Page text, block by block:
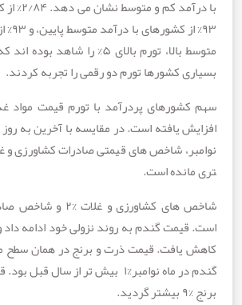
با درآمد کم و متوسط ​​نشان می دهد. ۲/
۹۳% از کشورهای با درآمد متوسط ​​پایین،
متوسط ​​بالا، تورم بالای ۵% را شاهد بوده اند که در
کشورها تورم دو رقمی را تجربه کردند.
است.
شاخص های
قیمت ذرت و برنج در همان سطح ماند.